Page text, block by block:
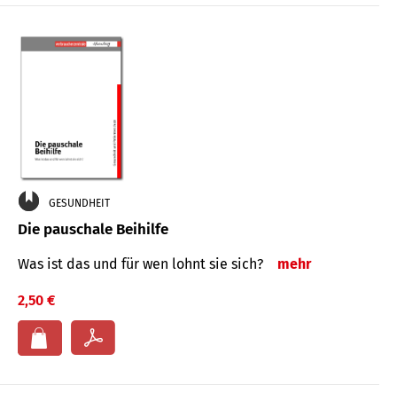
GESUNDHEIT
Die pauschale Beihilfe
Was ist das und für wen lohnt sie sich? mehr
2,50 €